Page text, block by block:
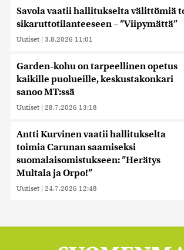
Savola vaatii hallitukselta välittömiä
sikaruttotilanteeseen – ”Viipymättä”
Uutiset | 3.8.2026 11:01
Garden-kohu on tarpeellinen opetus
kaikille puolueille, keskustakonkari
sanoo MT:ssä
Uutiset | 28.7.2026 13:18
Antti Kurvinen vaatii hallitukselta
toimia Carunan saamiseksi
suomalaisomistukseen: ”Herätys
Multala ja Orpo!”
Uutiset | 24.7.2026 12:48